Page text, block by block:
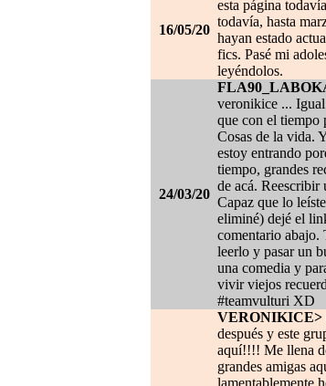
16/05/20
esta página
todavía, hasta
hayan estado
fics. Pasé mi
leyéndolos.
24/03/20
veronikice ...
que con el tiempo
Cosas de la vida.
estoy entrando
tiempo, grandes
de acá.
Capaz que lo
eliminé) dejé el
comentario abajo.
leerlo y pasar un
una comedia y
vivir viejos
#teamvulturi XD
VERONIKICE>
después y este
aquí!!!! Me llena
grandes amigas